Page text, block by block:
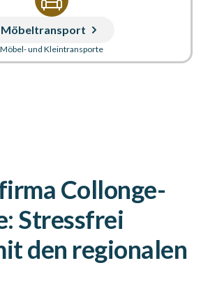
Möbeltransport
Möbel- und Kleintransporte
Collonge-
Stressfrei
den regionalen